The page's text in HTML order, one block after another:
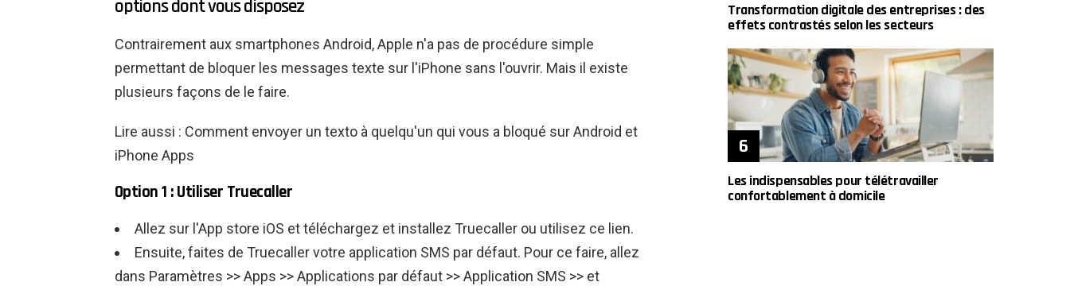
options dont vous disposez
Contrairement aux smartphones Android, Apple n'a pas de procédure simple
permettant de bloquer les messages texte sur l'iPhone sans l'ouvrir. Mais il existe
plusieurs façons de le faire.
Lire aussi : Comment envoyer un texto à quelqu'un qui vous a bloqué sur Android et
iPhone Apps
Option 1 : Utiliser Truecaller
Allez sur l'App store iOS et téléchargez et installez Truecaller ou utilisez ce lien.
Ensuite, faites de Truecaller votre application SMS par défaut. Pour ce faire, allez
dans Paramètres >> Apps >> Applications par défaut >> Application SMS >> et
Transformation digitale des entreprises : des
effets contrastés selon les secteurs
Les indispensables pour télétravailler
confortablement à domicile